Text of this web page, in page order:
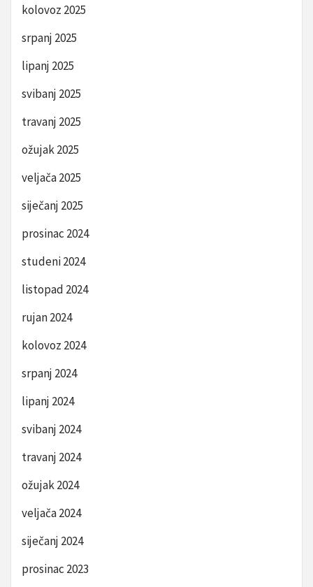
kolovoz 2025
srpanj 2025
lipanj 2025
svibanj 2025
travanj 2025
ožujak 2025
veljača 2025
siječanj 2025
prosinac 2024
studeni 2024
listopad 2024
rujan 2024
kolovoz 2024
srpanj 2024
lipanj 2024
svibanj 2024
travanj 2024
ožujak 2024
veljača 2024
siječanj 2024
prosinac 2023